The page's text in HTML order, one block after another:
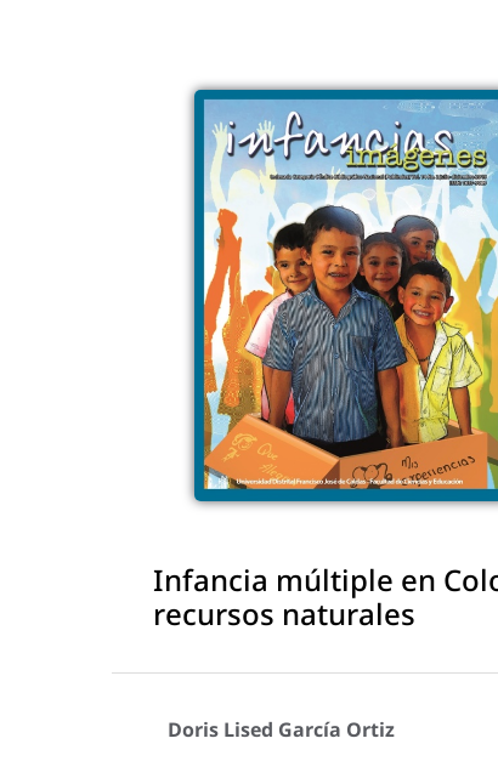
Infancia múltiple en
recursos naturales
Doris Lised García Ortiz